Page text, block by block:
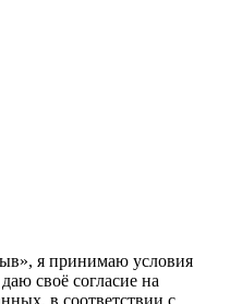
я принимаю условия
своё согласие на
в соответствии с